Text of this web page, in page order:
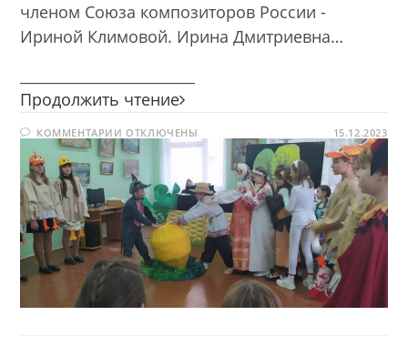
членом Союза композиторов России -
Ириной Климовой. Ирина Дмитриевна…
Продолжить чтение Премьера
в
библиотеке
КОММЕНТАРИИ К
ЗАПИСИ
ПРЕМЬЕРА
ОПЕРЫ
В
БИБЛИОТЕКЕ
ОТКЛЮЧЕНЫ 15.12.2023